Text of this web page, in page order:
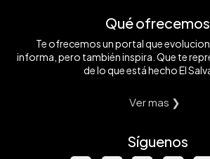
Qué ofrecemos
Te ofrecemos un portal que
informa, pero también inspira. Que te
de lo que está hecho El
Ver mas ❯
Síguenos